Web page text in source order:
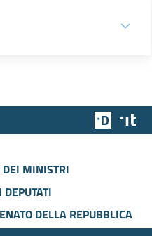
Team
DEI MINISTRI
DELLA REPUBBLICA